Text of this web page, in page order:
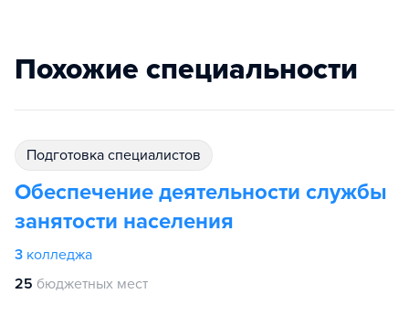
Похожие специальности
подготовка специалистов
Обеспечение деятельности службы
занятости населения
3 колледжа
25 бюджетных мест